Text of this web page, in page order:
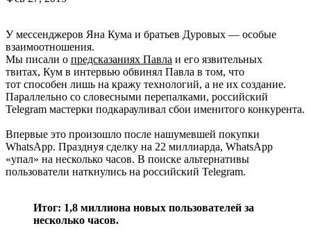
У мессенджеров Яна Кума и братьев Дуровых — особые
взаимоотношения.
Мы писали о предсказаниях Павла и его язвительных
твитах, Кум в интервью обвинял Павла в том, что
тот способен лишь на кражу технологий, а не их создание.
Параллельно со словесными перепалками, российский
Telegram мастерки подкарауливал сбои именитого конкурента.
Впервые это произошло после нашумевшей покупки
WhatsApp. Празднуя сделку на 22 миллиарда, WhatsApp
«упал» на несколько часов. В поиске альтернативы
пользователи наткнулись на российский Telegram.
Итог: 1,8 миллиона новых пользователей за
несколько часов.